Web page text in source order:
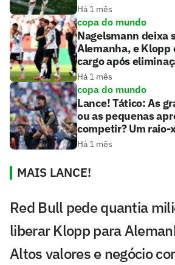
Há 1 mês
copa do mundo
Nagelsmann deixa
Alemanha, e Klopp
cargo após
Há 1 mês
copa do mundo
Lance! Tático: As
ou as pequenas
competir? Um raio-
Há 1 mês
MAIS LANCE!
Red Bull pede quantia
liberar Klopp para
Altos valores e negócio